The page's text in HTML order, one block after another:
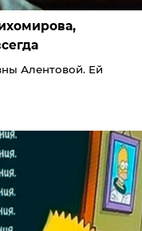
Алентовой. Ей